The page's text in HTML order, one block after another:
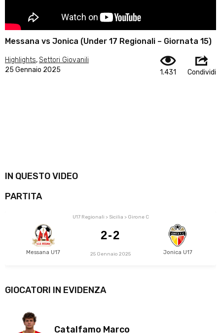
Messana vs Jonica (Under 17 Regionali – Giornata 15)
Highlights,Settori Giovanili
25 Gennaio 2025
1.431 Condividi
IN QUESTO VIDEO
PARTITA
U17 Regionali > Sicilia > Girone C
Messana U17
2-2
Jonica U17
25 Gennaio 2025
GIOCATORI IN EVIDENZA
Catalfamo Marco